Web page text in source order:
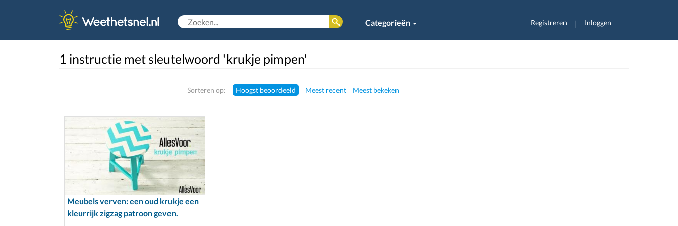
Categorieën Registreren | Inloggen
1 instructie met sleutelwoord 'krukje pimpen'
Sorteren op: Hoogst beoordeeld Meest recent Meest bekeken
Meubels verven: een oud krukje een
kleurrijk zigzag patroon geven.